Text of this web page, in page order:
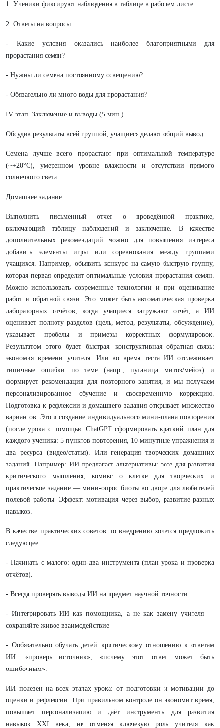
1. Ученики фиксируют наблюдения в таблице в рабочем листе.
2. Ответы на вопросы:
- Какие условия оказались наиболее благоприятными для
прорастания семян?
- Нужны ли семена постоянному освещению?
- Обязательно ли много воды для прорастания?
IV этап. Заключение и выводы (5 мин.)
Обсудив результаты всей группой, учащиеся делают общий вывод:
Семена лучше всего прорастают при оптимальной температуре
(~+20°C), умеренном уровне влажности и отсутствии прямого
солнечного света.
Домашнее задание:
Выполнить письменный отчет о проведённой практике,
включающий таблицу наблюдений и заключение. В качестве
дополнительных рекомендаций можно для повышения интереса
добавить элементы игры или соревнования между группами
учащихся. Например, объявить конкурс на самую быструю группу,
которая первая определит оптимальные условия прорастания семян.
Можно использовать современные технологии и при оценивание
работ и обратной связи. Это может быть автоматическая проверка
лабораторных отчётов, когда учащиеся загружают отчёт, а ИИ
оценивает полноту разделов (цель, метод, результаты, обсуждение),
указывает пробелы и примеры корректных формулировок.
Результатом этого будет быстрая, конструктивная обратная связь;
экономия времени учителя. Или во время теста ИИ отслеживает
типичные ошибки по теме (напр., путаница митоз/мейоз) и
формирует рекомендации для повторного занятия, и мы получаем
персонализированное обучение и своевременную коррекцию.
Подготовка к рефлексии и домашнего задания открывает множество
вариантов. Это и создание индивидуального мини‑плана повторения
(после урока с помощью ChatGPT сформировать краткий план для
каждого ученика: 5 пунктов повторения, 10‑минутные упражнения и
два ресурса (видео/статья). Или генерация творческих домашних
заданий. Например: ИИ предлагает альтернативы: эссе для развития
критического мышления, комикс о клетке для творческих и
практическое задание — мини‑опрос биоты во дворе для любителей
полевой работы. Эффект: мотивация через выбор, развитие разных
навыков.
В качестве практических советов по внедрению хочется предложить
следующее:
- Начинать с малого: один‑два инструмента (план урока и проверка
отчётов).
- Всегда проверять выводы ИИ на предмет научной точности.
- Интегрировать ИИ как помощника, а не как замену учителя —
сохраняйте живое взаимодействие.
- Ообязательно обучать детей критическому отношению к ответам
ИИ: «проверь источник», «почему этот ответ может быть
ошибочным».
ИИ полезен на всех этапах урока: от подготовки и мотивации до
оценки и рефлексии. При правильном контроле он экономит время,
повышает персонализацию и даёт инструменты для развития
навыков XXI века, не отменяя ключевую роль учителя как